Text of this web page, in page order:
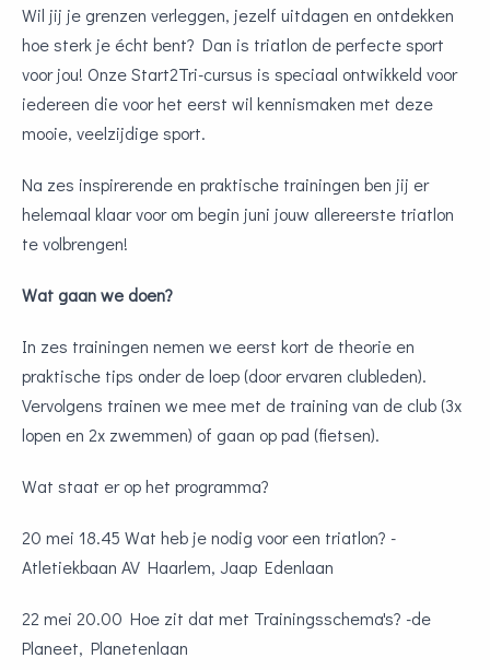
Wil jij je grenzen verleggen, jezelf uitdagen en ontdekken
hoe sterk je écht bent? Dan is triatlon de perfecte sport
voor jou! Onze Start2Tri-cursus is speciaal ontwikkeld voor
iedereen die voor het eerst wil kennismaken met deze
mooie, veelzijdige sport.
Na zes inspirerende en praktische trainingen ben jij er
helemaal klaar voor om begin juni jouw allereerste triatlon
te volbrengen!
Wat gaan we doen?
In zes trainingen nemen we eerst kort de theorie en
praktische tips onder de loep (door ervaren clubleden).
Vervolgens trainen we mee met de training van de club (3x
lopen en 2x zwemmen) of gaan op pad (fietsen).
Wat staat er op het programma?
20 mei 18.45 Wat heb je nodig voor een triatlon? -
Atletiekbaan AV Haarlem, Jaap Edenlaan
22 mei 20.00 Hoe zit dat met Trainingsschema's? -de
Planeet, Planetenlaan